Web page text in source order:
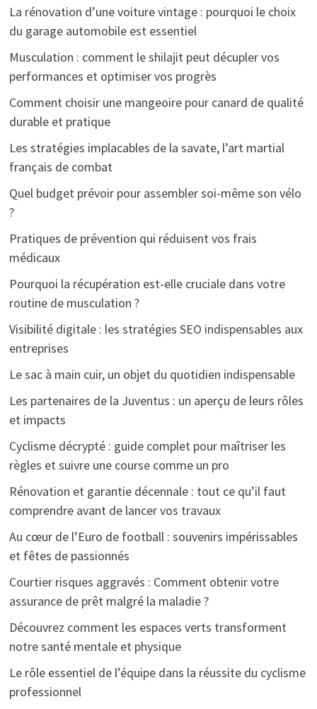
La rénovation d’une voiture vintage : pourquoi le choix
du garage automobile est essentiel
Musculation : comment le shilajit peut décupler vos
performances et optimiser vos progrès
Comment choisir une mangeoire pour canard de qualité
durable et pratique
Les stratégies implacables de la savate, l’art martial
français de combat
Quel budget prévoir pour assembler soi-même son vélo
?
Pratiques de prévention qui réduisent vos frais
médicaux
Pourquoi la récupération est-elle cruciale dans votre
routine de musculation ?
Visibilité digitale : les stratégies SEO indispensables aux
entreprises
Le sac à main cuir, un objet du quotidien indispensable
Les partenaires de la Juventus : un aperçu de leurs rôles
et impacts
Cyclisme décrypté : guide complet pour maîtriser les
règles et suivre une course comme un pro
Rénovation et garantie décennale : tout ce qu’il faut
comprendre avant de lancer vos travaux
Au cœur de l’Euro de football : souvenirs impérissables
et fêtes de passionnés
Courtier risques aggravés : Comment obtenir votre
assurance de prêt malgré la maladie ?
Découvrez comment les espaces verts transforment
notre santé mentale et physique
Le rôle essentiel de l’équipe dans la réussite du cyclisme
professionnel